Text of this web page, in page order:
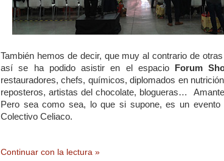
También hemos de decir, que muy al contrario de
así se ha podido asistir en el espacio
Forum
restauradores, chefs, químicos, diplomados en
reposteros, artistas del chocolate, blogueras…
Pero sea como sea, lo que si supone, es un
Colectivo Celiaco.
Continuar con la lectura »